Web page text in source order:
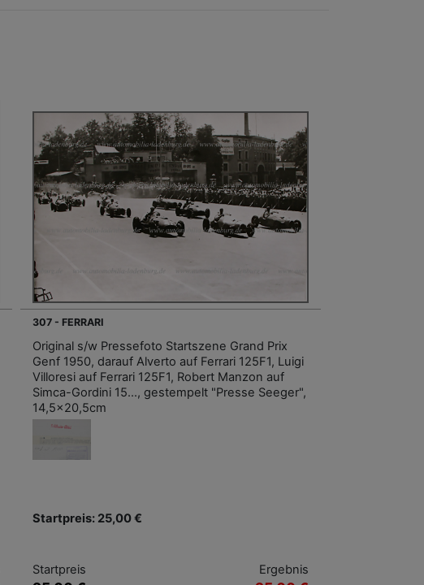
307 - FERRARI
Original s/w Pressefoto Startszene Grand Prix
Genf 1950, darauf Alverto auf Ferrari 125F1, Luigi
Villoresi auf Ferrari 125F1, Robert Manzon auf
Simca-Gordini 15..., gestempelt "Presse Seeger",
14,5x20,5cm
Startpreis: 25,00 €
Startpreis Ergebnis